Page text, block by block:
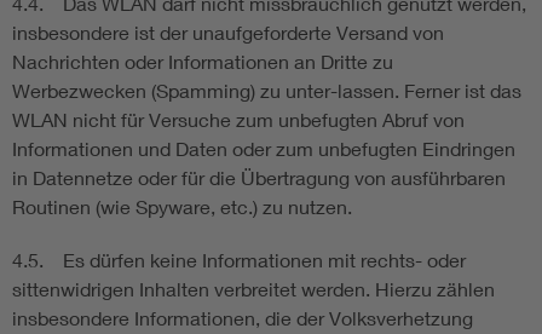
insbesondere ist der unaufgeforderte Versand von
Nachrichten oder Informationen an Dritte zu
Werbezwecken (Spamming) zu unter-lassen. Ferner ist das
WLAN nicht für Versuche zum unbefugten Abruf von
Informationen und Daten oder zum unbefugten Eindringen
in Datennetze oder für die Übertragung von ausführbaren
Routinen (wie Spyware, etc.) zu nutzen.
4.5. Es dürfen keine Informationen mit rechts- oder
sittenwidrigen Inhalten verbreitet werden. Hierzu zählen
insbesondere Informationen, die der Volksverhetzung